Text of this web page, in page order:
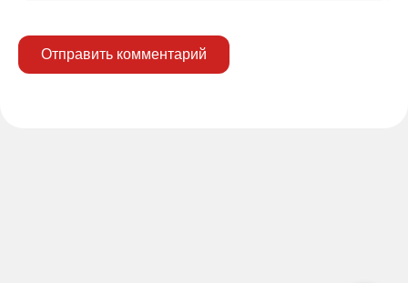
Отправить комментарий